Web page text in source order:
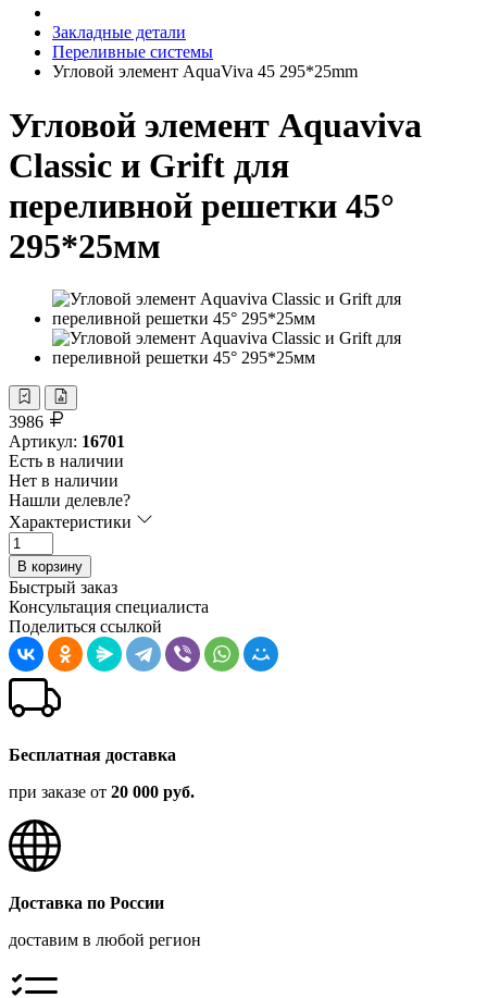
Закладные детали
Переливные системы
Угловой элемент AquaViva 45 295*25mm
Угловой элемент Aquaviva
Classic и Grift для
переливной решетки 45°
295*25мм
3986
Артикул: 16701
Есть в наличии
Нет в наличии
Нашли делевле?
Характеристики
В корзину
Быстрый заказ
Консультация специалиста
Поделиться ссылкой
Бесплатная доставка
при заказе от 20 000 руб.
Доставка по России
доставим в любой регион